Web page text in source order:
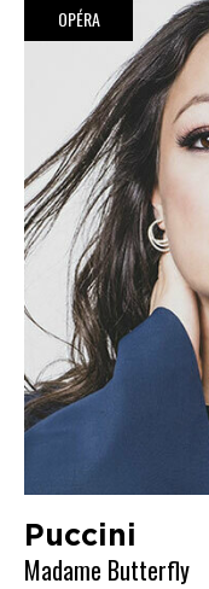
OPÉRA
Puccini
Madame Butterfly